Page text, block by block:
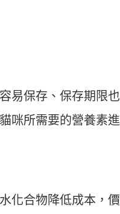
易保存、保存期限
咪所需要的營養素
化合物降低成本，